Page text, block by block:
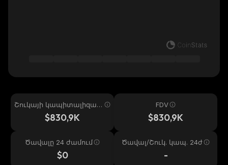
Շուկայի կապիտալիզաց
$830,9K
FDV
$830,9K
Ծավալը 24 ժամում
$0
Ծավալ/Շուկ. կապ. 24ժ
-